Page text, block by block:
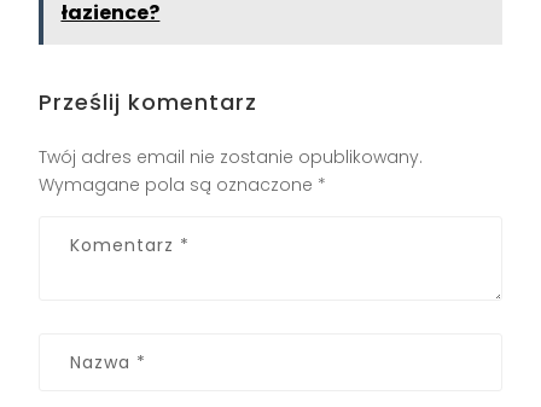
łazience?
Prześlij komentarz
Twój adres email nie zostanie opublikowany.
Wymagane pola są oznaczone *